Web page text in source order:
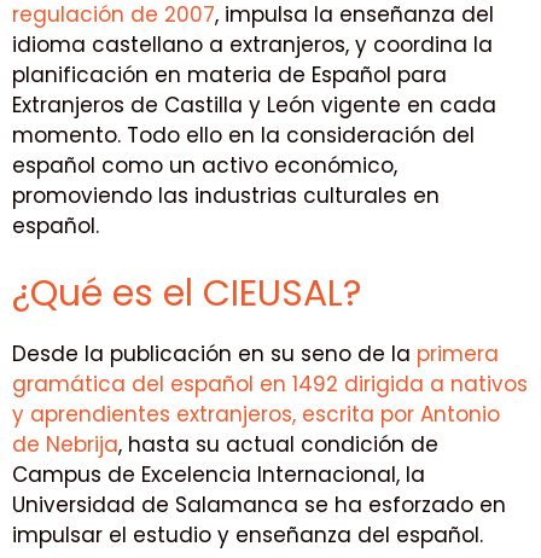
regulación de 2007, impulsa la enseñanza del
idioma castellano a extranjeros, y coordina la
planificación en materia de Español para
Extranjeros de Castilla y León vigente en cada
momento. Todo ello en la consideración del
español como un activo económico,
promoviendo las industrias culturales en
español.
¿Qué es el CIEUSAL?
Desde la publicación en su seno de la primera
gramática del español en 1492 dirigida a nativos
y aprendientes extranjeros, escrita por Antonio
de Nebrija, hasta su actual condición de
Campus de Excelencia Internacional, la
Universidad de Salamanca se ha esforzado en
impulsar el estudio y enseñanza del español.